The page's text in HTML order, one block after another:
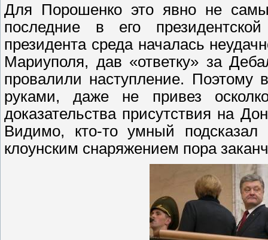
Для Порошенко это явно не
последние в его
президента среда началась
Мариуполя, дав «ответку» за
провалили наступление.
руками, даже не привез
доказательства присутствия на
Видимо, кто-то умный
клоунским снаряжением пора